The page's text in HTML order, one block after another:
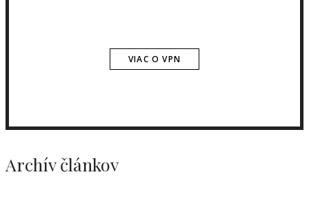
VIAC O VPN
Archív článkov